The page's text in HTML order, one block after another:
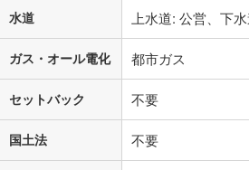
水道 上水道: 公営、下
ガス・オール電化 都市ガス
セットバック 不要
国土法 不要